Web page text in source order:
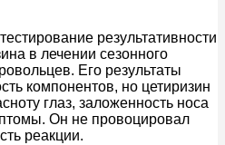
результативности
в лечении сезонного
Его результаты
компонентов, но цетиризин
глаз, заложенность носа
Он не провоцировал
реакции.